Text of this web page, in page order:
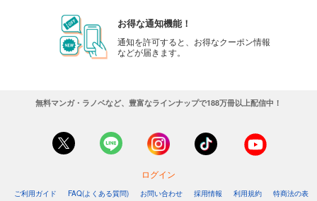
お得な通知機能！
通知を許可すると、お得なクーポン情報
などが届きます。
無料マンガ・ラノベなど、豊富なラインナップで188万冊以上配信中！
ログイン
ご利用ガイド FAQ(よくある質問) お問い合わせ 採用情報 利用規約
特商法の表